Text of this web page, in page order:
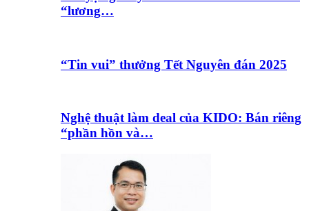
“lương…
“Tin vui” thưởng Tết Nguyên đán 2025
Nghệ thuật làm deal của KIDO: Bán riêng
“phần hồn và…